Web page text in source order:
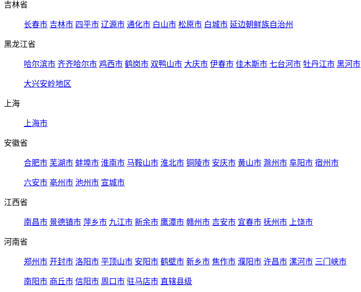
吉林省
长春市 吉林市 四平市 辽源市 通化市 白山市 松原市 白城市 延边朝鲜族自治州
黑龙江省
哈尔滨市 齐齐哈尔市 鸡西市 鹤岗市 双鸭山市 大庆市 伊春市 佳木斯市 七台河市 牡丹江市 黑河市
大兴安岭地区
上海
上海市
安徽省
合肥市 芜湖市 蚌埠市 淮南市 马鞍山市 淮北市 铜陵市 安庆市 黄山市 滁州市 阜阳市 宿州市
六安市 亳州市 池州市 宣城市
江西省
南昌市 景德镇市 萍乡市 九江市 新余市 鹰潭市 赣州市 吉安市 宜春市 抚州市 上饶市
河南省
郑州市 开封市 洛阳市 平顶山市 安阳市 鹤壁市 新乡市 焦作市 濮阳市 许昌市 漯河市 三门峡市
南阳市 商丘市 信阳市 周口市 驻马店市 直辖县级